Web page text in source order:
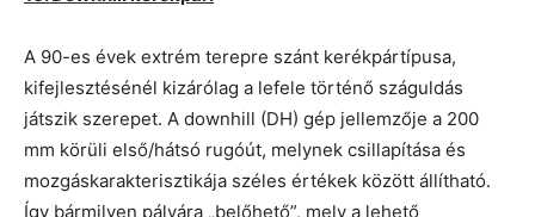
A 90-es évek extrém terepre szánt kerékpártípusa,
kifejlesztésénél kizárólag a lefele történő száguldás
játszik szerepet. A downhill (DH) gép jellemzője a 200
mm körüli első/hátsó rugóút, melynek csillapítása és
mozgáskarakterisztikája széles értékek között állítható.
Így bármilyen pályára „belőhető”, mely a lehető